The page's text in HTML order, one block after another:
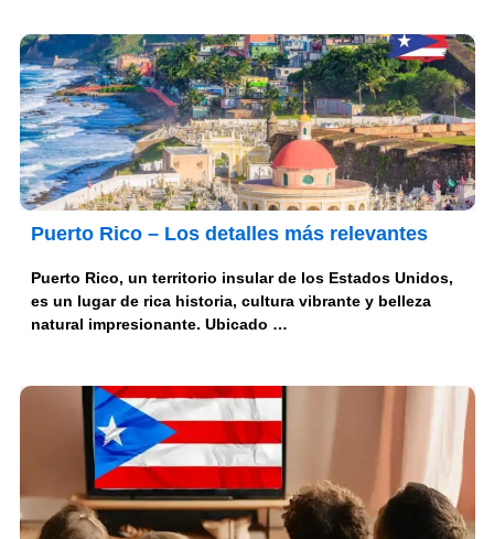
Puerto Rico – Los detalles más relevantes
Puerto Rico, un territorio insular de los Estados Unidos,
es un lugar de rica historia, cultura vibrante y belleza
natural impresionante. Ubicado …